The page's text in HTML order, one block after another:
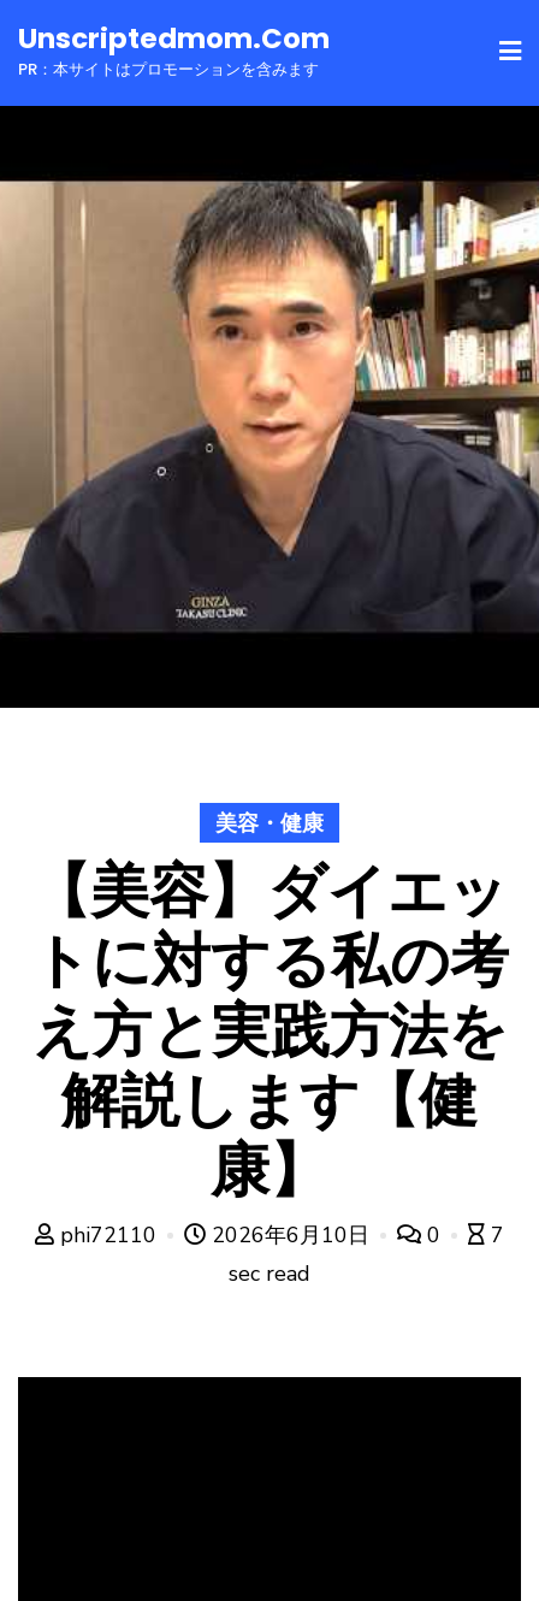
toUnscriptedmom.com
PR：本サイトはプロモーションを含みます
美容・健康
【美容】ダイエッ
トに対する私の考
え方と実践方法を
解説します【健
康】
phi72110 2026年6月10日 0
7
sec read